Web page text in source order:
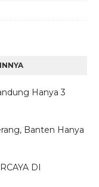
Hanya 3
Banten Hanya
DI